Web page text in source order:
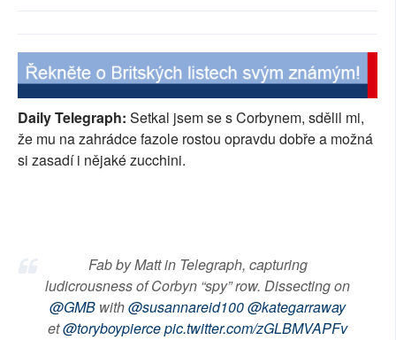
AUTOŘI
PŘÍSPĚVKY NA PROVOZ
SOCIÁLNÍ SÍTĚ
Daily Telegraph: Setkal jsem se s Corbynem, sdělil mi,
že mu na zahrádce fazole rostou opravdu dobře a možná
si zasadí i nějaké zucchini.
Fab by Matt in Telegraph, capturing
ludicrousness of Corbyn “spy” row. Dissecting on
@GMB with@susannareid100@kategarraway
et@toryboypiercepic.twitter.com/zGLBMVAPFv